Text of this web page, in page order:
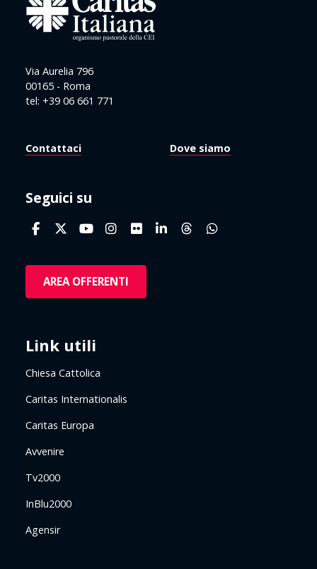
Via Aurelia 796
00165 - Roma
tel: +39 06 661 771
Contattaci Dove siamo
Seguici su
AREA OFFERENTI
Link utili
Chiesa Cattolica
Caritas Internationalis
Caritas Europa
Avvenire
Tv2000
InBlu2000
Agensir